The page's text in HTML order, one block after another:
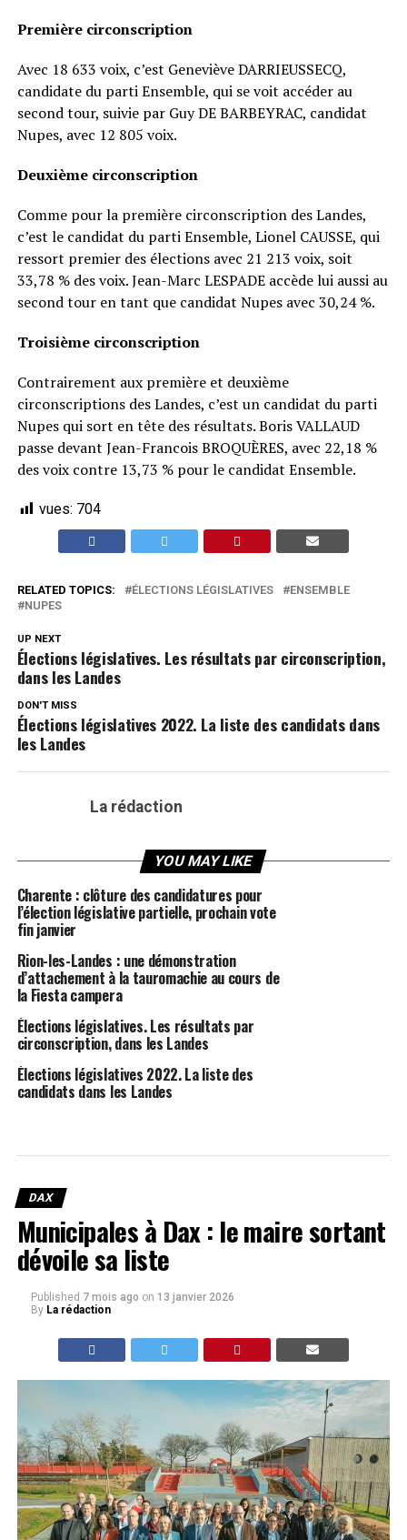
Première circonscription
Avec 18 633 voix, c’est Geneviève DARRIEUSSECQ,
candidate du parti Ensemble, qui se voit accéder au
second tour, suivie par Guy DE BARBEYRAC, candidat
Nupes, avec 12 805 voix.
Deuxième circonscription
Comme pour la première circonscription des Landes,
c’est le candidat du parti Ensemble, Lionel CAUSSE, qui
ressort premier des élections avec 21 213 voix, soit
33,78 % des voix. Jean-Marc LESPADE accède lui aussi au
second tour en tant que candidat Nupes avec 30,24 %.
Troisième circonscription
Contrairement aux première et deuxième
circonscriptions des Landes, c’est un candidat du parti
Nupes qui sort en tête des résultats. Boris VALLAUD
passe devant Jean-Francois BROQUÈRES, avec 22,18 %
des voix contre 13,73 % pour le candidat Ensemble.
vues: 704
RELATED TOPICS: ÉLECTIONS LÉGISLATIVES
ENSEMBLE
NUPES
UP NEXT
Élections législatives. Les résultats par circonscription,
dans les Landes
DON'T MISS
Élections législatives 2022. La liste des candidats dans
les Landes
La rédaction
YOU MAY LIKE
Charente : clôture des candidatures pour
l’élection législative partielle, prochain vote
fin janvier
Rion-les-Landes : une démonstration
d’attachement à la tauromachie au cours de
la Fiesta campera
Élections législatives. Les résultats par
circonscription, dans les Landes
Élections législatives 2022. La liste des
candidats dans les Landes
DAX
Municipales à Dax : le maire sortant
dévoile sa liste
Published 7 mois ago on 13 janvier 2026
By La rédaction